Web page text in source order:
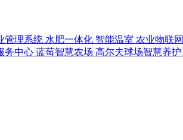
管理系统 水肥一体化 智能温室 农业物联网
务中心 蓝莓智慧农场 高尔夫球场智慧养护